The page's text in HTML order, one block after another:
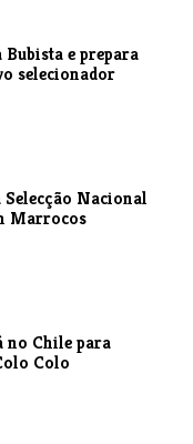
Bubista e prepara
selecionador
Selecção Nacional
Marrocos
no Chile para
Colo